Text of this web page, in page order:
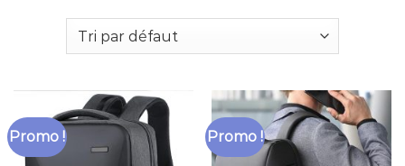
Promo ! Promo !